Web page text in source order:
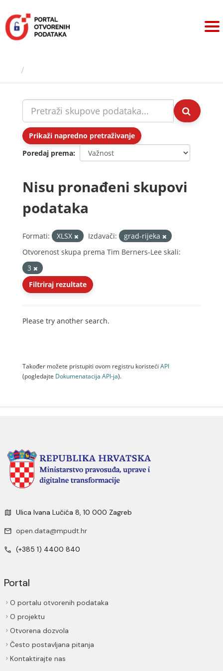
sadržaj
Prikaži napredno pretraživanje
Poredaj prema
Nisu pronađeni skupovi
podataka
Formati: XLSX Izdavači:
grad-rijeka
Otvorenost skupa prema Tim Berners-Lee skali:
3
Filtriraj rezultate
Please try another search.
Također možete pristupiti ovom registru koristeći API
(pogledajte Dokumenаtаcijа API-jа).